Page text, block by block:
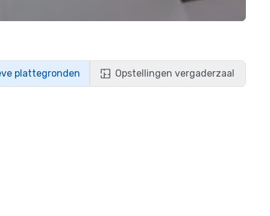
plattegronden Opstellingen vergaderzaal